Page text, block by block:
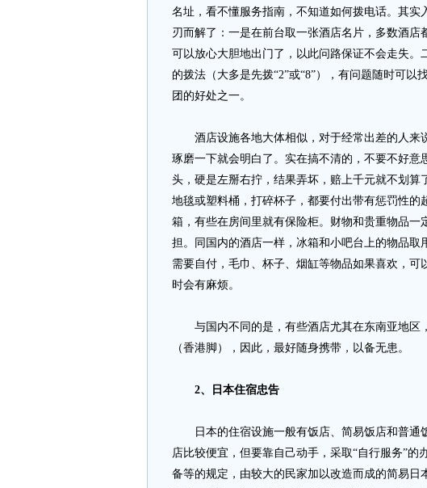
名址，看不懂服务指南，不知道如何拨电话。其
刃而解了：一是在前台取一张酒店名片，多数酒
可以放心大胆地出门了，以此问路保证不会走失
的拨法（大多是先拨“2”或“8”），有问题随时可
团的好处之一。
酒店设施各地大体相似，对于经常出差的人来
琢磨一下就会明白了。实在搞不清的，不要不好
头，硬是左掰右拧，结果弄坏，赔上千元就不划
地毯或塑料桶，打碎杯子，都要付出带有惩罚性
箱，有些在房间里就有保险柜。财物和贵重物品
担。同国内的酒店一样，冰箱和小吧台上的物品取
需要自付，毛巾、杯子、烟缸等物品如果喜欢，
时会有麻烦。
与国内不同的是，有些酒店尤其在东南亚地区
（香港脚），因此，最好随身携带，以备无患。
2、日本住宿忠告
日本的住宿设施一般有饭店、简易饭店和普通
店比较便宜，但要靠自己动手，采取“自行服务”的
备等的规定，由较大的民家加以改造而成的简易